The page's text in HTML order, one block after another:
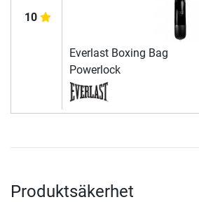
10
Everlast Boxing Bag
Powerlock
Produktsäkerhet